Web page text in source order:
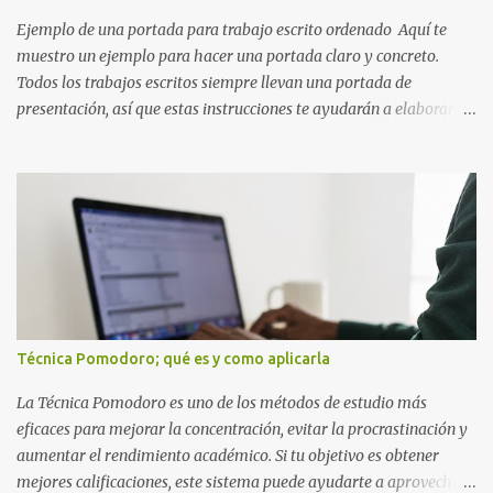
Ejemplo de una portada para trabajo escrito ordenado Aquí te
muestro un ejemplo para hacer una portada claro y concreto.
Todos los trabajos escritos siempre llevan una portada de
presentación, así que estas instrucciones te ayudarán a elaborar
compartir el enlace de este artículo para que así como a ti también
ellos se puedan guiar con esta explicación. Los datos esenciales
para una portada para presentar un trabajo escrito a mano o
impreso son los siguientes y en este orden: Nombre de la escuela o
del instituto (Es muy importante este dato) Título del trabajo
(Puede ser: Ensayo sobre la lectura, o Informe de computación)
Nombre completo del alumno que va a presentar dicho trabajo
escrito La clase, materia ó asignatura Grupo Nombre del maestro
o catedrático Ciudad y fecha...
Técnica Pomodoro; qué es y como aplicarla
La Técnica Pomodoro es uno de los métodos de estudio más
eficaces para mejorar la concentración, evitar la procrastinación y
aumentar el rendimiento académico. Si tu objetivo es obtener
mejores calificaciones, este sistema puede ayudarte a aprovechar